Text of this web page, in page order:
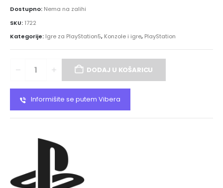
Dostupno: Nema na zalihi
SKU: 1722
Kategorije: Igre za PlayStation5, Konzole i igre, PlayStation
DODAJ U KOŠARICU
Informišite se putem Vibera